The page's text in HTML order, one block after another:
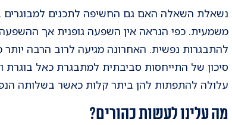
נשאלת השאלה האם גם החשיפה לתכנים למבוגרים
משמעית. כפי הנראה אין השפעה גופנית אך
להתבגרות נפשית. האחרונה מגיעה לרוב הרבה
סיכון של התייחסות סביבתית למתבגרת כאל בוגרת
עלולה להתפתות להן ביתר קלות כאשר בשלותה
מה עלינו לעשות כהורים?